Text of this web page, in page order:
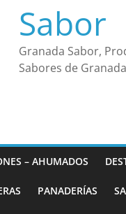
Sabor
Granada Sabor,
Sabores de Granada
– AHUMADOS
PANADERÍAS